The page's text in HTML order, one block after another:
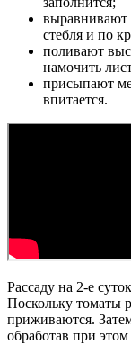
выравнивают
стебля и по
поливают
намочить
присыпают
впитается.
Рассаду на 2-е
Поскольку томаты
приживаются.
обработав при